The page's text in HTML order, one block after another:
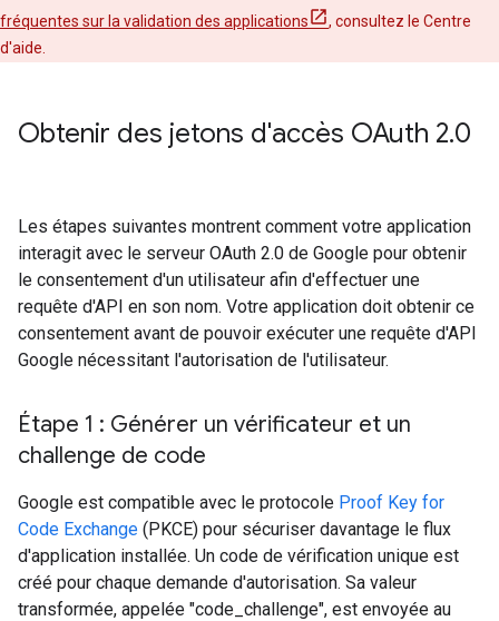
fréquentes sur la validation des applications
, consultez le Centre
d'aide.
Obtenir des jetons d'accès OAuth 2.0
Les étapes suivantes montrent comment votre application
interagit avec le serveur OAuth 2.0 de Google pour obtenir
le consentement d'un utilisateur afin d'effectuer une
requête d'API en son nom. Votre application doit obtenir ce
consentement avant de pouvoir exécuter une requête d'API
Google nécessitant l'autorisation de l'utilisateur.
Étape 1 : Générer un vérificateur et un
challenge de code
Google est compatible avec le protocole Proof Key for
Code Exchange (PKCE) pour sécuriser davantage le flux
d'application installée. Un code de vérification unique est
créé pour chaque demande d'autorisation. Sa valeur
transformée, appelée "code_challenge", est envoyée au